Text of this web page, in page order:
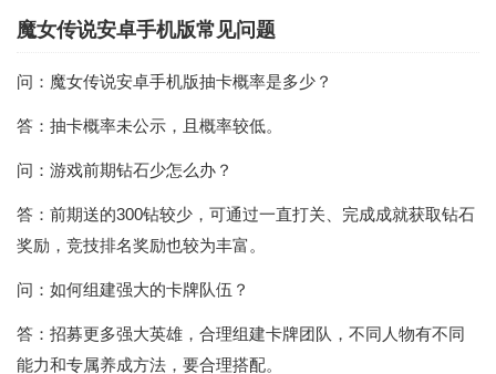
魔女传说安卓手机版常见问题
问：魔女传说安卓手机版抽卡概率是多少？
答：抽卡概率未公示，且概率较低。
问：游戏前期钻石少怎么办？
答：前期送的300钻较少，可通过一直打关、完成成就获取钻石
奖励，竞技排名奖励也较为丰富。
问：如何组建强大的卡牌队伍？
答：招募更多强大英雄，合理组建卡牌团队，不同人物有不同
能力和专属养成方法，要合理搭配。